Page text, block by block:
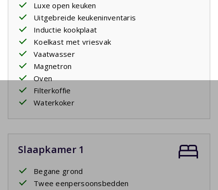
Luxe open keuken
Uitgebreide keukeninventaris
Inductie kookplaat
Koelkast met vriesvak
Vaatwasser
Magnetron
Oven
Filterkoffie
Waterkoker
Slaapkamer 1
Begane grond
Twee eenpersoonsbedden